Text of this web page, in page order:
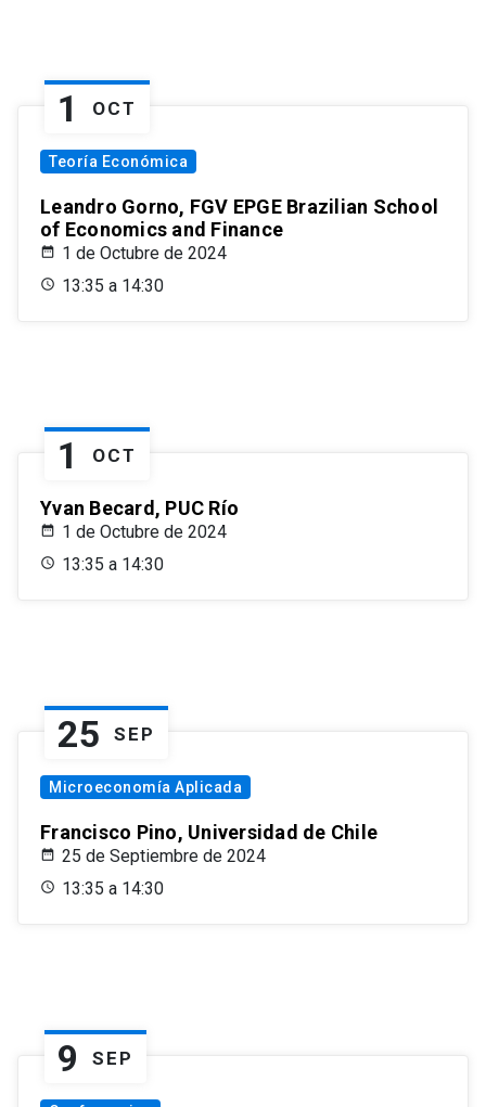
1 OCT
Teoría Económica
Leandro Gorno, FGV EPGE Brazilian School
of Economics and Finance
1 de Octubre de 2024
13:35 a 14:30
1 OCT
Yvan Becard, PUC Río
1 de Octubre de 2024
13:35 a 14:30
25 SEP
Microeconomía Aplicada
Francisco Pino, Universidad de Chile
25 de Septiembre de 2024
13:35 a 14:30
9 SEP